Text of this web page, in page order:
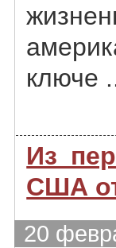
ключе
Из
США
20